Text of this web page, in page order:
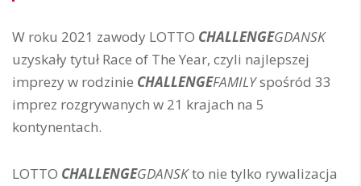
W roku 2021 zawody LOTTO CHALLENGEGDANSK
uzyskały tytuł Race of The Year, czyli najlepszej
imprezy w rodzinie CHALLENGEFAMILYspośród 33
imprez rozgrywanych w 21 krajach na 5
kontynentach.
LOTTO CHALLENGEGDANSKto nie tylko rywalizacja